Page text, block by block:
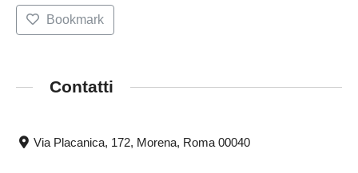
Bookmark
Contatti
Via Placanica, 172, Morena, Roma 00040